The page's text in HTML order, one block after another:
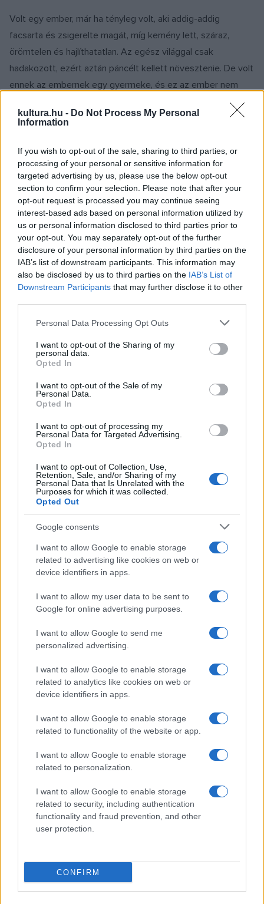
kultura.hu - Do Not Process My Personal
Information
If you wish to opt-out of the sale, sharing to third parties, or
processing of your personal or sensitive information for
targeted advertising by us, please use the below opt-out
section to confirm your selection. Please note that after your
opt-out request is processed you may continue seeing
interest-based ads based on personal information utilized by
us or personal information disclosed to third parties prior to
your opt-out. You may separately opt-out of the further
disclosure of your personal information by third parties on the
IAB’s list of downstream participants. This information may
also be disclosed by us to third parties on the IAB’s List of
Downstream Participants that may further disclose it to other
Please note that this website/app uses one or more Google
not limited to your visit or usage behaviour. You may click to
grant or deny consent to Google and its third-party tags to
use your data for below specified purposes in below Google
consent section.
Personal Data Processing Opt Outs
I want to opt-out of the Sharing of my
personal data.
Opted In
I want to opt-out of the Sale of my
Personal Data.
Opted In
I want to opt-out of processing my
Personal Data for Targeted Advertising.
Opted In
I want to opt-out of Collection, Use,
Retention, Sale, and/or Sharing of my
Personal Data that Is Unrelated with the
Purposes for which it was collected.
Opted Out
Google consents
I want to allow Google to enable storage
related to advertising like cookies on web or
device identifiers in apps.
I want to allow my user data to be sent to
Google for online advertising purposes.
I want to allow Google to send me
personalized advertising.
I want to allow Google to enable storage
related to analytics like cookies on web or
device identifiers in apps.
I want to allow Google to enable storage
related to functionality of the website or app.
I want to allow Google to enable storage
related to personalization.
I want to allow Google to enable storage
related to security, including authentication
functionality and fraud prevention, and other
user protection.
CONFIRM
Volt egy ember, már ha tényleg volt, aki addig-addig
facsarta és zsigerelte magát, míg kemény lett, száraz,
örömtelen és hajlíthatatlan. Az egész világgal csak
hadakozott, ezért aztán páncélt kellett növesztenie. De volt
ennek az embernek egy gyermeke, és ez az ember nem
akarta, hogy a gyermek észrevegye rajta a változást, így hát
szemre ugyanaz maradt, aki előtte volt. De a páncélzata a
már az egész ember nem volt más, csak egy magától
mozduló páncél, amiben a kötelességtudó szív minden
dobbanással önmagát repesztette-sebezte. Néha már
jobban fájt neki a létezés, mint amennyire az ő halála
fájhatna bárkinek is ezen a földön. És akkor ez az ember…
„Ez a történet nem rólam szól. Nem azért, mert sokan járunk
hasonló cipőben, hanem azért, mert ott kezdődik, ahol
megszűnik az én”
A próbafolyamat során az alkotók,
Dániel a Boldizsár Ildikó általa
kifejlesztett terápiás módszer
segítségével járják körbe elakadás-
történeteiket, hogy megalkothassák
saját meséjüket és mesehőseiket.
„A mesék szimbolikus világában mindenfajta életválság
megjelenik – így a kiégés is. Láthatod magad a mese egy
pontján – reménytelenül elakadva, megfosztva
képességeidtől, külső és belső erőforrásaidtól. Nem akarsz
lapozni, mert úgy érzed, saját történeted utolsó oldalánál
tartasz, és ezután már csak a fedél csukódik rád. Pedig a
mesehős útja folytatódik, és ezzel azt üzeni, hogy nemcsak
muszáj, de lehetséges is erről a pontról elmozdulni,
megküzdhetsz fenevadjaiddal, és kihúzhatod magad a
veremből.
A próbák során régi alkotótársaimmal – a Tünet Együttes
egyik alapító tagjával, Szász Dániellel, Peer Krisztián költővel
(aki 2006-ban a balatonaligai strandon először mondta ki a
társulat jelenlegi nevét) és Márkos Alberttel – újra
összetalálkoztunk. Az foglalkoztat, hogy a vallomásosság
egymásra” – tette hozzá Szabó Réka.
Nothing Personal támogatója az Emberi Erőforrások
Minisztériuma és a Jurányi Produkciós Közösségi
Inkubátorház.
A Tünet Együttes a kortárs tánc és színházi életben 2002
óta működő független társulat. Előadásaik egyszerre
elgondolkodtatók, drámaiak, gyermekien felszabadultak és